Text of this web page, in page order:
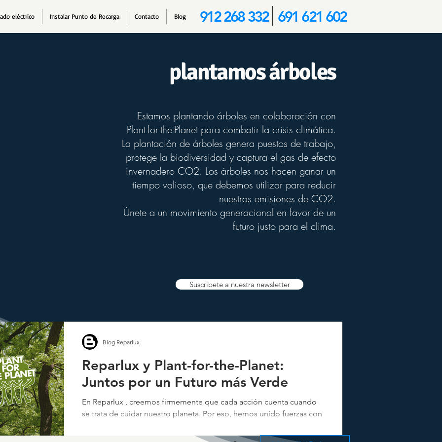
eléctrico Instalar Punto de Recarga Contacto Blog 912 268 332 691 621 602
plantamos árboles
Estamos plantando árboles en colaboración con
Plant-for-the-Planet para combatir la crisis climática.
La plantación de árboles genera puestos de trabajo,
protege la biodiversidad y captura el gas de efecto
invernadero CO2. Los árboles nos hacen ganar un
tiempo valioso, que debemos utilizar para reducir
nuestras emisiones de CO2.
​Únete a un movimiento generacional en favor de un
futuro justo para el clima.
Reparlux y Plant-for-the-Planet:
Juntos por un Futuro más Verde
En Reparlux , creemos firmemente que cada acción cuenta cuando
se trata de cuidar nuestro planeta. Por eso, hemos unido fuerzas con
Blog Reparlux
Suscríbete a nuestra newsletter